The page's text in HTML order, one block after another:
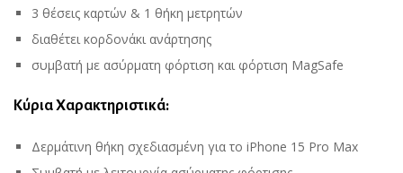
3 θέσεις καρτών & 1 θήκη μετρητών
διαθέτει κορδονάκι ανάρτησης
συμβατή με ασύρματη φόρτιση και φόρτιση MagSafe
Κύρια Χαρακτηριστικά:
Δερμάτινη θήκη σχεδιασμένη για το iPhone 15 Pro Max